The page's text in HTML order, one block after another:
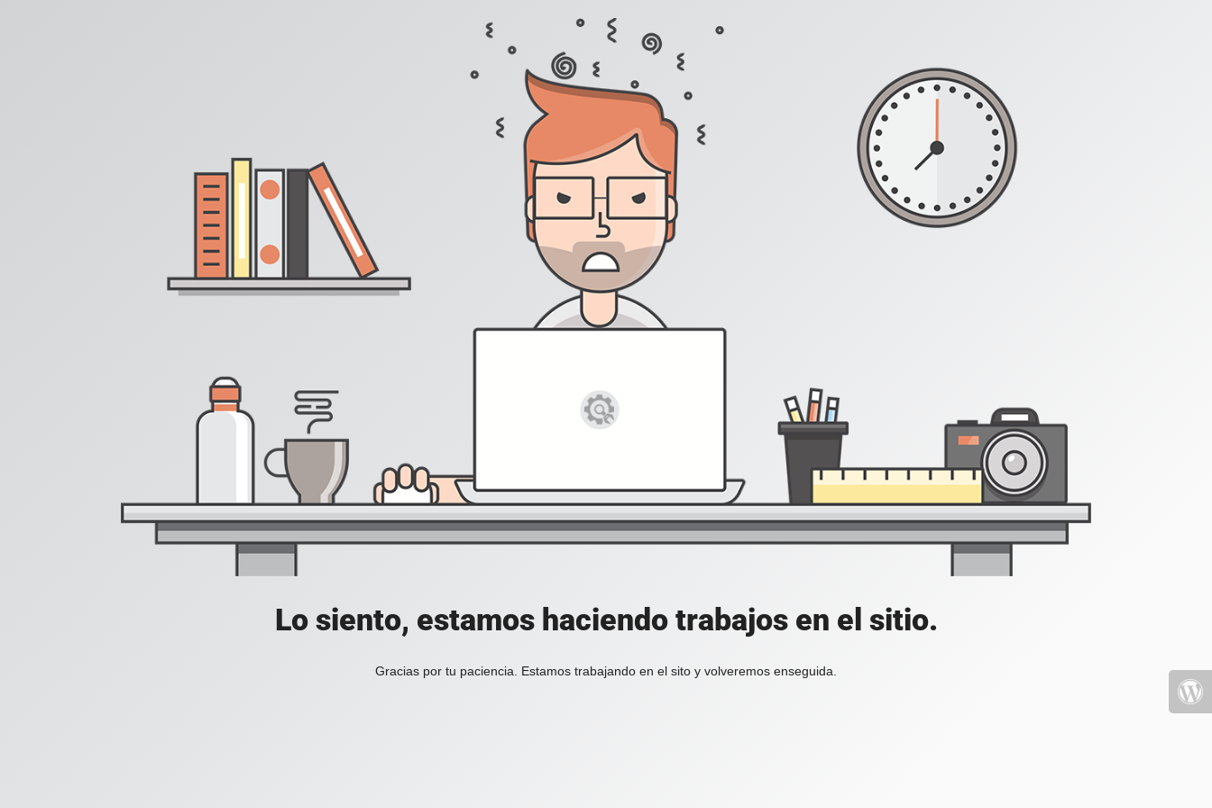
Lo siento, estamos haciendo trabajos en el sitio.
Gracias por tu paciencia. Estamos trabajando en el sito y volveremos enseguida.